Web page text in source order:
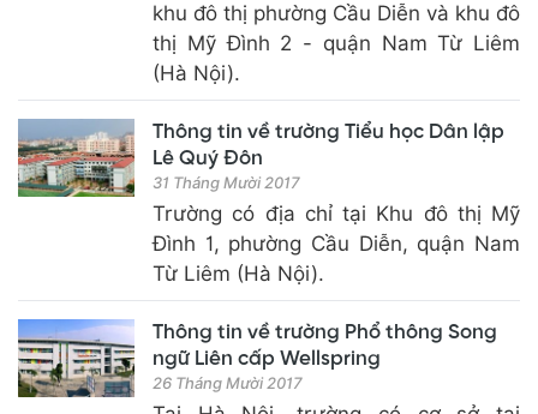
khu đô thị phường Cầu Diễn và khu đô
thị Mỹ Đình 2 - quận Nam Từ Liêm
(Hà Nội).
Thông tin về trường Tiểu học Dân lập
Lê Quý Đôn
31 Tháng Mười 2017
Trường có địa chỉ tại Khu đô thị Mỹ
Đình 1, phường Cầu Diễn, quận Nam
Từ Liêm (Hà Nội).
Thông tin về trường Phổ thông Song
ngữ Liên cấp Wellspring
26 Tháng Mười 2017